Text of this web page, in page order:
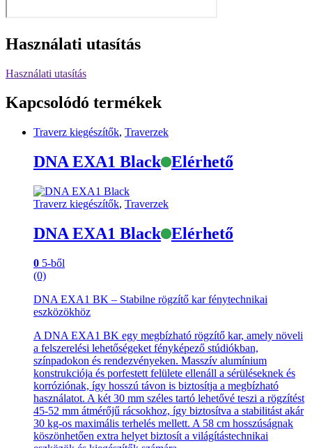
Használati utasítás
Használati utasítás
Kapcsolódó termékek
Traverz kiegészítők, Traverzek
DNA EXA1 Black Elérhető
Traverz kiegészítők, Traverzek
DNA EXA1 Black Elérhető
0 5-ből
(0)
DNA EXA1 BK – Stabilne rögzítő kar fénytechnikai
eszközökhöz
A DNA EXA1 BK egy megbízható rögzítő kar, amely növeli
a felszerelési lehetőségeket fényképező stúdiókban,
színpadokon és rendezvényeken. Masszív alumínium
konstrukciója és porfestett felülete ellenáll a sérüléseknek és
korróziónak, így hosszú távon is biztosítja a megbízható
használatot. A két 30 mm széles tartó lehetővé teszi a rögzítést
45-52 mm átmérőjű rácsokhoz, így biztosítva a stabilitást akár
30 kg-os maximális terhelés mellett. A 58 cm hosszúságnak
köszönhetően extra helyet biztosít a világítástechnikai